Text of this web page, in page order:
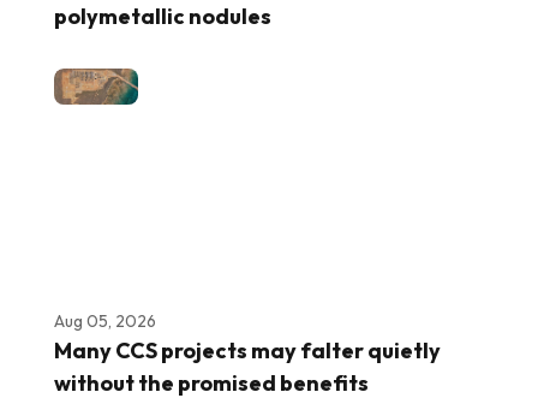
polymetallic nodules
Aug 05, 2026
Many CCS projects may falter quietly
without the promised benefits